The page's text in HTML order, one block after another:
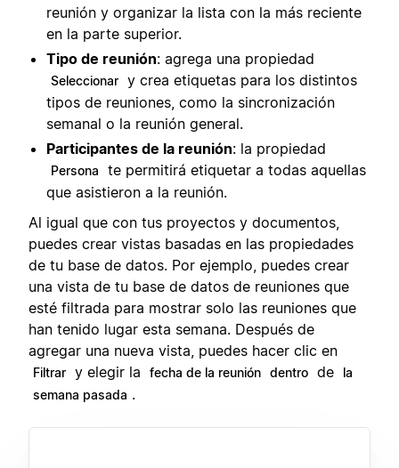
reunión y organizar la lista con la más reciente
en la parte superior.
Tipo de reunión: agrega una propiedad
Seleccionar y crea etiquetas para los distintos
tipos de reuniones, como la sincronización
semanal o la reunión general.
Participantes de la reunión: la propiedad
Persona
te permitirá etiquetar a todas aquellas
que asistieron a la reunión.
Al igual que con tus proyectos y documentos,
puedes crear vistas basadas en las propiedades
de tu base de datos. Por ejemplo, puedes crear
una vista de tu base de datos de reuniones que
esté filtrada para mostrar solo las reuniones que
han tenido lugar esta semana. Después de
agregar una nueva vista, puedes hacer clic en
Filtrar y elegir la fecha de la reunión dentro de
la
semana pasada .